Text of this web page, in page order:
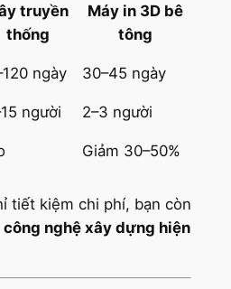
truyền
thống
Máy in 3D bê
tông
ngày 30–45 ngày
người
2–3 người
Giảm 30–50%
tiết kiệm chi phí, bạn còn
nghệ xây dựng hiện